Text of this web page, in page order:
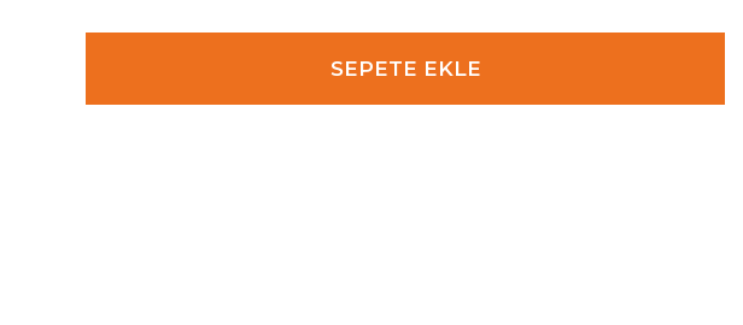
SEPETE EKLE